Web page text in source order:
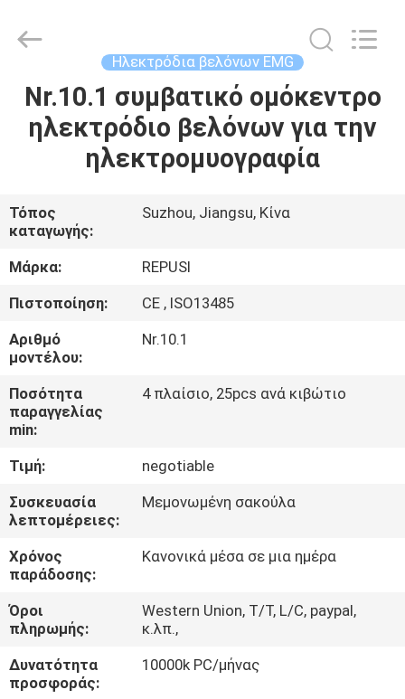
ΣΠΊΤΙ
ΠΡΟΪΌΝΤΑ
ΠΕΡΊΠΟΥ
ΕΜΕΊΣ
ΓΎΡΟΣ
ΕΡΓΟΣΤΑΣΊΩΝ
ΠΟΙΟΤΙΚΌΣ
ΈΛΕΓΧΟΣ
ΜΑΣ
ΕΛΆΤΕ
ΕΠΑΦΉ
ΜΕ
ΕΙΔΉΣΕΙΣ
Electronics
Co.,Ltd..
Ηλεκτρόδια βελόνων EMG
Nr.10.1 συμβατικό ομόκεντρο
ηλεκτρόδιο βελόνων για την
ηλεκτρομυογραφία
Τόπος
καταγωγής:
Suzhou, Jiangsu, Κίνα
Μάρκα:
REPUSI
Πιστοποίηση:
CE , ISO13485
Αριθμό
μοντέλου:
Nr.10.1
Ποσότητα
παραγγελίας
min:
4 πλαίσιο, 25pcs ανά κιβώτιο
Τιμή:
negotiable
Συσκευασία
λεπτομέρειες:
Μεμονωμένη σακούλα
Χρόνος
παράδοσης:
Κανονικά μέσα σε μια ημέρα
Όροι
πληρωμής:
Western Union, T/T, L/C, paypal,
κ.λπ.,
Δυνατότητα
προσφοράς:
10000k PC/μήνας